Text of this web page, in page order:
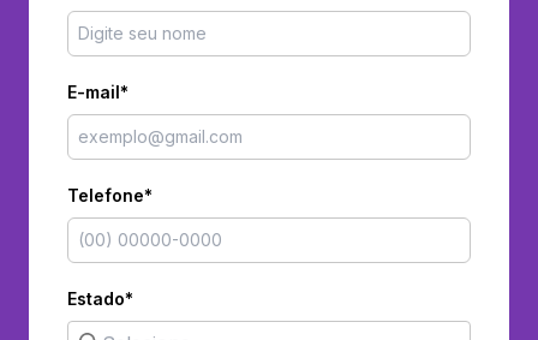
E-mail*
Telefone*
Estado*